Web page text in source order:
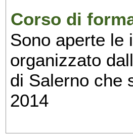
Corso di
Sono aperte le
organizzato
di Salerno che
2014